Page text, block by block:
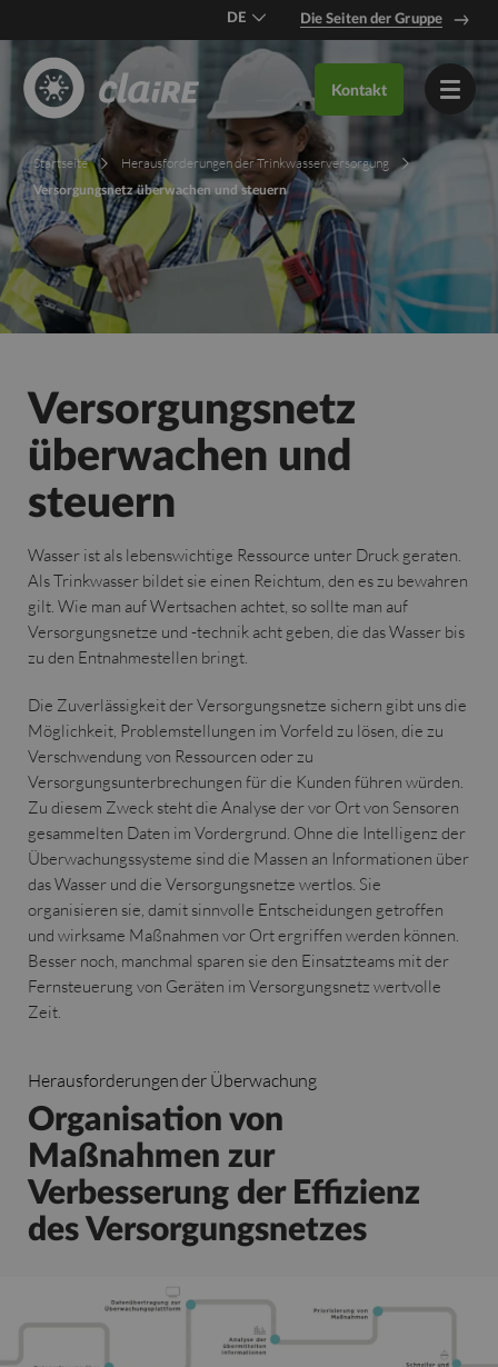
DE
EN
Die Seiten der Gruppe
Kontakt
Startseite Herausforderungen der Trinkwasserversorgung
Versorgungsnetz überwachen und steuern
Versorgungsnetz
überwachen und
steuern
Wasser ist als lebenswichtige Ressource unter Druck geraten.
Als Trinkwasser bildet sie einen Reichtum, den es zu bewahren
gilt. Wie man auf Wertsachen achtet, so sollte man auf
Versorgungsnetze und -technik acht geben, die das Wasser bis
zu den Entnahmestellen bringt.
Die Zuverlässigkeit der Versorgungsnetze sichern gibt uns die
Möglichkeit, Problemstellungen im Vorfeld zu lösen, die zu
Verschwendung von Ressourcen oder zu
Versorgungsunterbrechungen für die Kunden führen würden.
Zu diesem Zweck steht die Analyse der vor Ort von Sensoren
gesammelten Daten im Vordergrund. Ohne die Intelligenz der
Überwachungssysteme sind die Massen an Informationen über
das Wasser und die Versorgungsnetze wertlos. Sie
organisieren sie, damit sinnvolle Entscheidungen getroffen
und wirksame Maßnahmen vor Ort ergriffen werden können.
Besser noch, manchmal sparen sie den Einsatzteams mit der
Fernsteuerung von Geräten im Versorgungsnetz wertvolle
Zeit.
Herausforderungen der Überwachung
Organisation von
Maßnahmen zur
Verbesserung der Effizienz
des Versorgungsnetzes